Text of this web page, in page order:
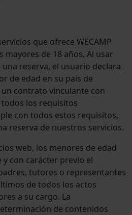
que ofrece WECAMP
mayores de 18 años. Al usar
reserva, el usuario declara
de edad en su país de
contrato vinculante con
los requisitos
con todos estos requisitos,
reserva de nuestros servicios.
web, los menores de edad
con carácter previo el
tutores o representantes
de todos los actos
a su cargo. La
de contenidos